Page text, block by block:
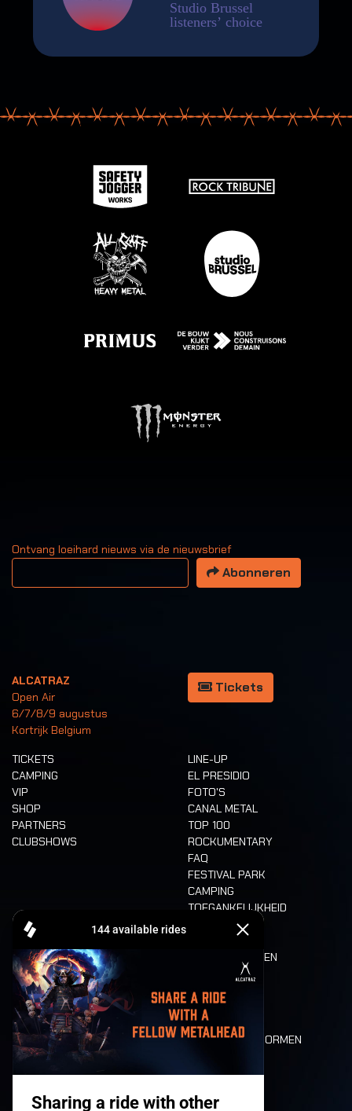
Ontvang loeihard nieuws via de nieuwsbrief
Uw email adres
Abonneren
ALCATRAZ
Open Air
6/7/8/9 augustus
Kortrijk Belgium
Tickets
TICKETS
CAMPING
VIP
SHOP
PARTNERS
CLUBSHOWS
LINE-UP
EL PRESIDIO
FOTO'S
CANAL METAL
TOP 100
ROCKUMENTARY
FAQ
FESTIVAL PARK
CAMPING
TOEGANKELIJKHEID
CASHLESS
ETEN EN DRINKEN
MOBILITEIT
LONE WOLVES
PLATTEGROND
DEATH RIDE
WAARDEN EN NORMEN
HISTORIEK